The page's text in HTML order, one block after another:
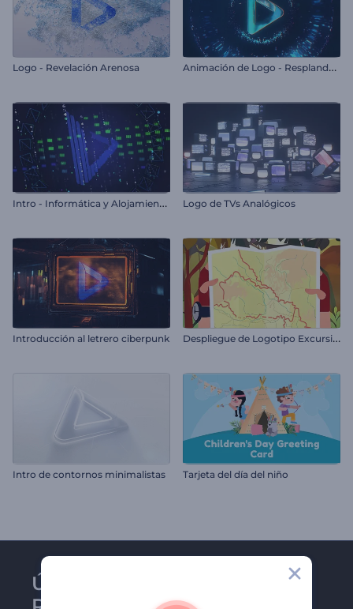
Logo - Revelación Arenosa A
nimación de Logo - Resplandor de Neón
I
ntro - Informática y Alojamiento en la Nube Logo de TVs Analógicos
Introducción al letrero ciberpunk D
espliegue de Logotipo Excursión Aventurera
Intro de contornos minimalistas Tarjeta del día del niño
Únase al boletín de